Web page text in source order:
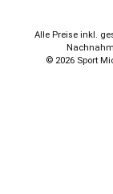
Alle Preise inkl.
© 2026 Sport